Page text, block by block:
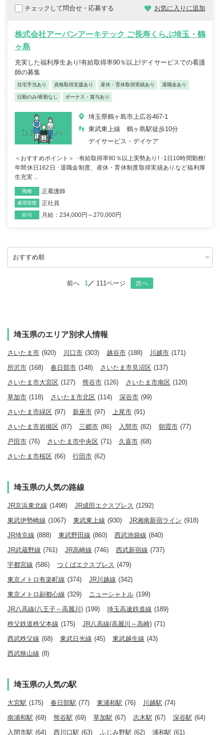
チェックして問合せ・応募する お気に入りに追加
株式会社アーバンアーキテック ご長寿くらぶ埼玉・鶴
ヶ島
充実した福利厚生あり!有給取得率90％以上!デイサービスでの看護
師の募集
住宅手当あり 資格取得支援あり 産休・育休取得実績あり 退職金あり
日勤のみ/夜勤なし ボーナス・賞与あり
埼玉県鶴ヶ島市上広谷467-1
東武東上線 鶴ヶ島駅徒歩10分
デイサービス・デイケア
＜おすすめポイント＞ ･有給取得率90％以上実勢あり! ･1日10時間勤務!
年間休日162日 ･退職金制度、産休・育休制度取得実績ありなど福利厚
生充実 ...
職種 正看護師
雇用形態 正社員
給与 月給：234,000円～270,000円
前へ 1 111ページ 次へ
埼玉県のエリア別求人情報
さいたま市 (920) 川口市 (303) 越谷市 (188) 川越市 (171)
所沢市 (168) 春日部市 (148) さいたま市見沼区 (137)
さいたま市大宮区 (127) 熊谷市 (126) さいたま市南区 (120)
草加市 (118) さいたま市北区 (114) 深谷市 (99)
さいたま市緑区 (97) 新座市 (97) 上尾市 (91)
さいたま市岩槻区 (87) 三郷市 (86) 入間市 (82) 朝霞市 (77)
戸田市 (76) さいたま市中央区 (71) 久喜市 (68)
さいたま市桜区 (66) 行田市 (62)
埼玉県の人気の路線
JR京浜東北線 (1498) JR成田エクスプレス (1292)
東武伊勢崎線 (1067) 東武東上線 (930) JR湘南新宿ライン (918)
JR埼京線 (888) 東武野田線 (860) 西武池袋線 (840)
JR武蔵野線 (761) JR高崎線 (746) 西武新宿線 (737)
宇都宮線 (586) つくばエクスプレス (479)
東京メトロ有楽町線 (374) JR川越線 (342)
東京メトロ副都心線 (329) ニューシャトル (199)
JR八高線(八王子～高麗川) (199) 埼玉高速鉄道線 (189)
秩父鉄道秩父本線 (175) JR八高線(高麗川～高崎) (71)
西武秩父線 (68) 東武日光線 (45) 東武越生線 (43)
西武狭山線 (8)
埼玉県の人気の駅
大宮駅 (175) 春日部駅 (77) 東浦和駅 (76) 川越駅 (74)
南浦和駅 (69) 熊谷駅 (69) 草加駅 (67) 志木駅 (67) 深谷駅 (64)
入間市駅 (64) 西川口駅 (63) ふじみ野駅 (62) 浦和駅 (61)